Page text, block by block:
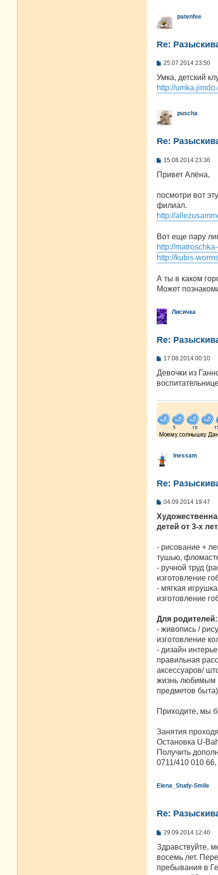
patenfee
Re:
С
о
щ
и
е
25.07.2014 23:50
Умка, детский
http://
puscha
Re:
С
о
б
е
и
е
15.08.2014 23:36
Привет Алёна,
посмотри вот
филиал.
http://
Вот еще пару
http://
http://kubis-
А ты в каком
Может
Лисичка
Re:
С
о
б
щ
н
е
17.08.2014 00:10
Девочки из
Inessam
Re:
С
о
б
щ
и
е
04.09.2014 19:47
детей от 3-х
- рисование +
тушью,
- ручной труд
изготовление
- мягкая
изготовление
Для родителей:
- живопись /
изготовление
- дизайн
правильная
аксессуаров/
жизнь любимым
предметов
Приходите, мы
Занятия
Остановка U-
Получить
0711/410 010
Elena_Study-Smile
Re:
С
о
б
щ
е
н
29.09.2014 12:40
Здравствуйте,
восемь лет.
пребывания в